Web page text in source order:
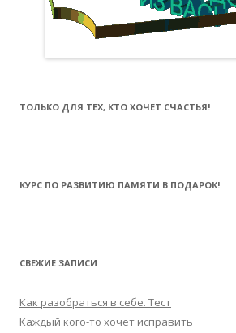
ТОЛЬКО ДЛЯ ТЕХ, КТО ХОЧЕТ СЧАСТЬЯ!
КУРС ПО РАЗВИТИЮ ПАМЯТИ В ПОДАРОК!
СВЕЖИЕ ЗАПИСИ
Как разобраться в себе. Тест
Каждый кого-то хочет исправить